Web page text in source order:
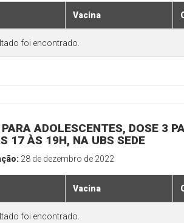
Vacina
foi encontrado.
ADOLESCENTES, DOSE 3
17 ÀS 19H, NA UBS SEDE
28 de dezembro de 2022
Vacina
foi encontrado.